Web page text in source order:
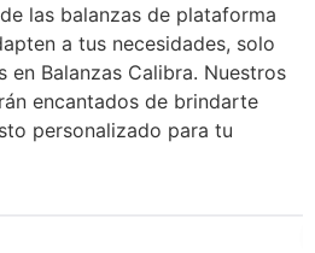
las balanzas de plataforma
a tus necesidades, solo
en Balanzas Calibra. Nuestros
encantados de brindarte
personalizado para tu